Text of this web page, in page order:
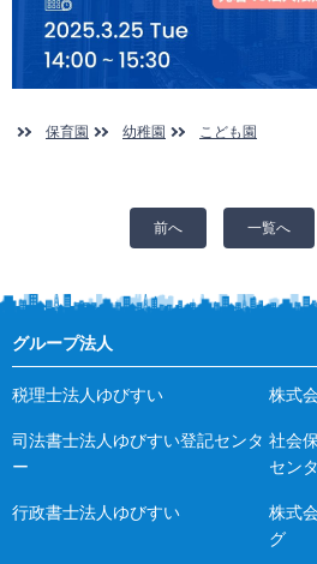
保育園 幼稚園 こども園
前へ 一覧へ
グループ法人
税理士法人ゆびすい 株式
司法書士法人ゆびすい登記センタ
ー
社会
セン
行政書士法人ゆびすい
株式
グ